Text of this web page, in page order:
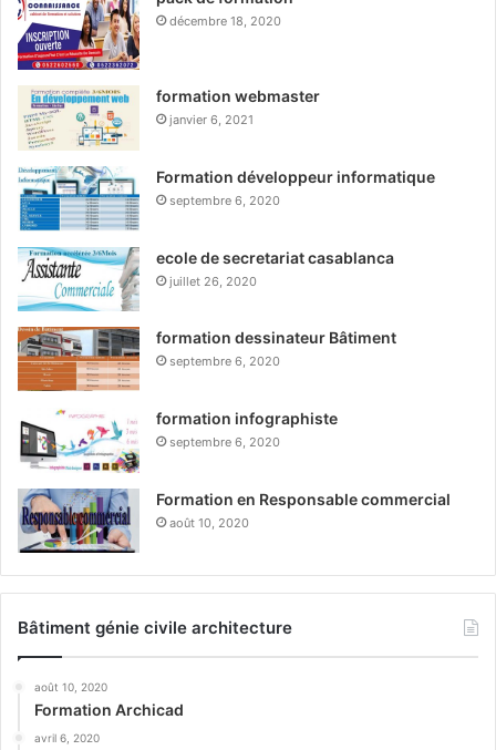
décembre 18, 2020
formation webmaster
janvier 6, 2021
Formation développeur informatique
septembre 6, 2020
ecole de secretariat casablanca
juillet 26, 2020
formation dessinateur Bâtiment
septembre 6, 2020
formation infographiste
septembre 6, 2020
Formation en Responsable commercial
août 10, 2020
Bâtiment génie civile architecture
août 10, 2020
Formation Archicad
avril 6, 2020